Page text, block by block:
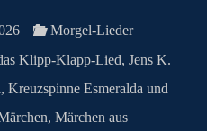
ng
er
ok
.c
o
m
m
Morgel-Lieder
Klipp-Klapp-Lied,Jens K.
, Kreuzspinne Esmeralda und
, Märchen aus